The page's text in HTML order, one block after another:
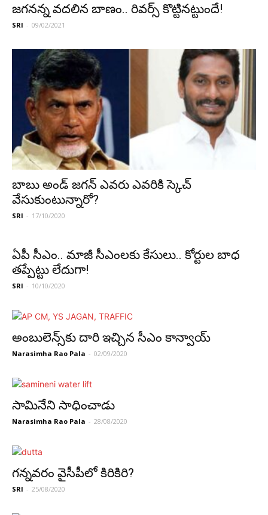
జ‌గ‌న‌న్న వ‌ద‌లిన బాణం.. రివ‌ర్స్ కొట్టిన‌ట్టుందే!
SRI - 09/02/2021
బాబు అండ్ జ‌గ‌న్ ఎవ‌రు ఎవ‌రికి స్కెచ్
వేసుకుంటున్నారో?
SRI - 17/10/2020
ఏపీ సీఎం.. మాజీ సీఎంల‌కు కేసులు.. కోర్టుల బాధ
త‌ప్పేట్టు లేదుగా!
SRI - 10/10/2020
అంబులెన్స్‌కు దారి ఇచ్చిన సీఎం కాన్వాయ్
Narasimha Rao Pala - 02/09/2020
సామినేని సాధించాడు
Narasimha Rao Pala - 28/08/2020
గ‌న్న‌వ‌రం వైసీపీలో కిరికిరి?
SRI - 25/08/2020